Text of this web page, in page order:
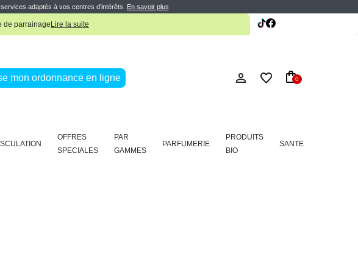
adaptés à vos centres d’intérêts. En savoir plus
de parrainage Lire la suite
mon ordonnance en ligne 0
OFFRES
SPECIALES
PAR
GAMMES
PARFUMERIE
PRODUITS
BIO
SANTE